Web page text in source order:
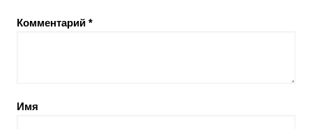
Комментарий *
Имя